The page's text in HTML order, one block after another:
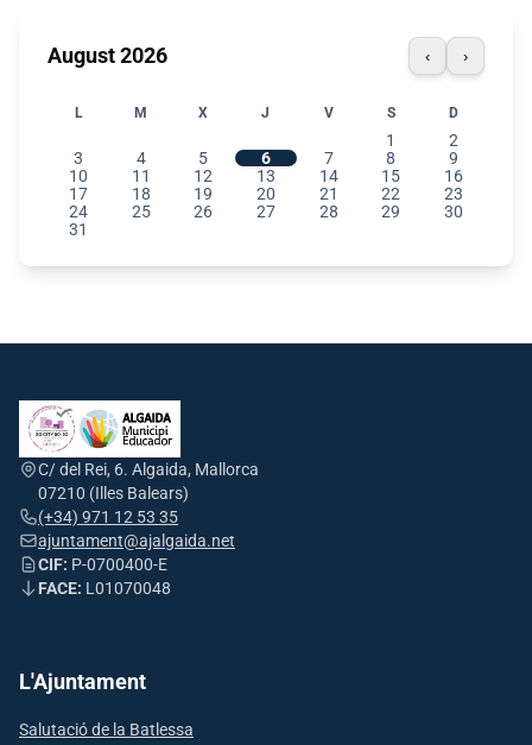
August 2026 ‹ ›
L M X J V S D
1
2
3
4 5 6 7 8
9
10
11 12 13 14 15
16
17
18 19 20 21 22
23
24
25 26 27 28 29
30
31
C/ del Rei, 6. Algaida, Mallorca
07210 (Illes Balears)
(+34) 971 12 53 35
ajuntament@ajalgaida.net
CIF: P-0700400-E
FACE: L01070048
L'Ajuntament
Salutació de la Batlessa